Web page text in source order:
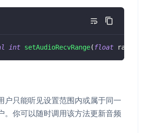
int setAudioRecvRange( float range
户只能听见设置范围内或属于同一
。你可以随时调用该方法更新音频